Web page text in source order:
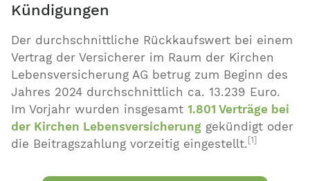
Kündigungen
Der durchschnittliche Rückkaufswert bei einem
Vertrag der Versicherer im Raum der Kirchen
Lebensversicherung AG betrug zum Beginn des
Jahres 2024 durchschnittlich ca. 13.239 Euro.
Im Vorjahr wurden insgesamt1.801 Verträge bei
der Kirchen Lebensversicherung gekündigt oder
die Beitragszahlung vorzeitig eingestellt. [1]